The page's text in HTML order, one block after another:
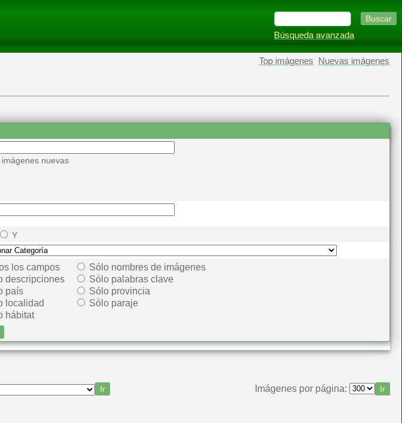
Búsqueda avanzada
Top imágenes Nuevas imágenes
imágenes nuevas
Y
los campos
Sólo nombres de imágenes
descripciones
Sólo palabras clave
país
Sólo provincia
localidad
Sólo paraje
hábitat
Imágenes por página: